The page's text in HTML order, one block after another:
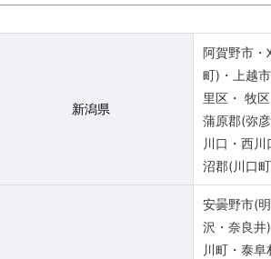
新潟県
阿賀野市・
町)・上越
里区・ 牧
蒲原郡(弥
川口・西
沼郡(川口
安曇野市(
沢・奈良井
川町・泰